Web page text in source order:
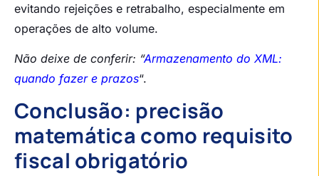
evitando rejeições e retrabalho, especialmente em
operações de alto volume.
Não deixe de conferir: “Armazenamento do XML:
quando fazer e prazos“.
Conclusão: precisão
matemática como requisito
fiscal obrigatório